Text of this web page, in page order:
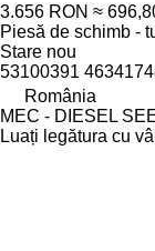
3.656 RON ≈
Piesă de schimb -
Stare nou
53100391
România
MEC - DIESEL
Luați legătura cu